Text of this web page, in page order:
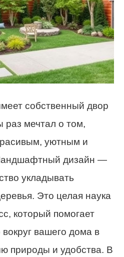
собственный двор
раз мечтал о том,
уютным и
дизайн —
укладывать
Это целая наука
который помогает
вашего дома в
природы и удобства. В